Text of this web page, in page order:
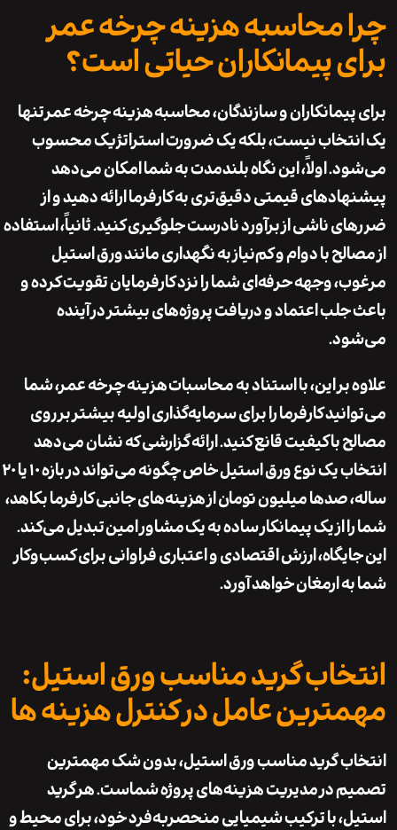
محاسبه هزینه چرخه عمر
پیمانکاران حیاتی است؟
و سازندگان، محاسبههزینه چرخه عمرتنها
نیست، بلکه یک ضرورت استراتژیک محسوب
اولاً، این نگاه بلندمدت به شما امکان می‌دهد
قیمتی دقیق‌تری به کارفرما ارائه دهید و از
ناشی از برآورد نادرست جلوگیری کنید. ثانیاً، استفاده
با دوام و کم‌نیاز به نگهداری مانندورق استیل
، وجهه حرفه‌ای شما را نزد کارفرمایان تقویت کرده و
اعتماد و دریافت پروژه‌های بیشتر در آینده
بر این، با استناد به محاسباتهزینه چرخه عمر، شما
کارفرما را برای سرمایه‌گذاری اولیه بیشتر بر روی
باکیفیت قانع کنید. ارائه گزارشی که نشان می‌دهد
انتخاب یک نوع ورق استیل خاص چگونه می‌تواند در بازه ۱۰ یا ۲۰
صدها میلیون تومان از هزینه‌های جانبی کارفرما بکاهد،
از یک پیمانکار ساده به یکمشاور امینتبدیل می‌کند.
ارزش اقتصادی و اعتباری فراوانی برای کسب‌وکار
ارمغان خواهد آورد.
گرید مناسب ورق استیل:
عامل در کنترل هزینه ها
گرید مناسب ورق استیل، بدون شک مهمترین
در مدیریت هزینه‌های پروژه شماست. هر گرید
با ترکیب شیمیایی منحصربه‌فرد خود، برای محیط و